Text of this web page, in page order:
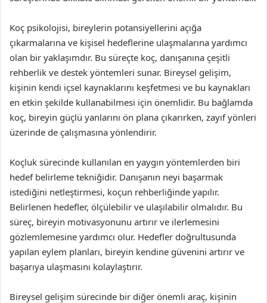
Koç psikolojisi, bireylerin potansiyellerini açığa
çıkarmalarına ve kişisel hedeflerine ulaşmalarına yardımcı
olan bir yaklaşımdır. Bu süreçte koç, danışanına çeşitli
rehberlik ve destek yöntemleri sunar. Bireysel gelişim,
kişinin kendi içsel kaynaklarını keşfetmesi ve bu kaynakları
en etkin şekilde kullanabilmesi için önemlidir. Bu bağlamda
koç, bireyin güçlü yanlarını ön plana çıkarırken, zayıf yönleri
üzerinde de çalışmasına yönlendirir.
Koçluk sürecinde kullanılan en yaygın yöntemlerden biri
hedef belirleme tekniğidir. Danışanın neyi başarmak
istediğini netleştirmesi, koçun rehberliğinde yapılır.
Belirlenen hedefler, ölçülebilir ve ulaşılabilir olmalıdır. Bu
süreç, bireyin motivasyonunu artırır ve ilerlemesini
gözlemlemesine yardımcı olur. Hedefler doğrultusunda
yapılan eylem planları, bireyin kendine güvenini artırır ve
başarıya ulaşmasını kolaylaştırır.
Bireysel gelişim sürecinde bir diğer önemli araç, kişinin